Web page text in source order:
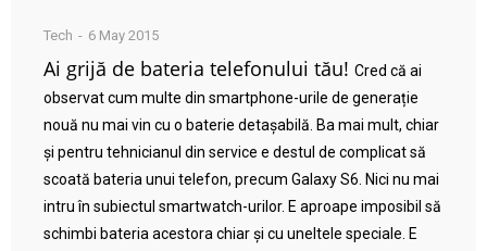
Tech 6 May 2015
Ai grijă de bateria telefonului tău! Cred că ai
observat cum multe din smartphone-urile de generație
nouă nu mai vin cu o baterie detașabilă. Ba mai mult, chiar
și pentru tehnicianul din service e destul de complicat să
scoată bateria unui telefon, precum Galaxy S6. Nici nu mai
intru în subiectul smartwatch-urilor. E aproape imposibil să
schimbi bateria acestora chiar și cu uneltele speciale. E